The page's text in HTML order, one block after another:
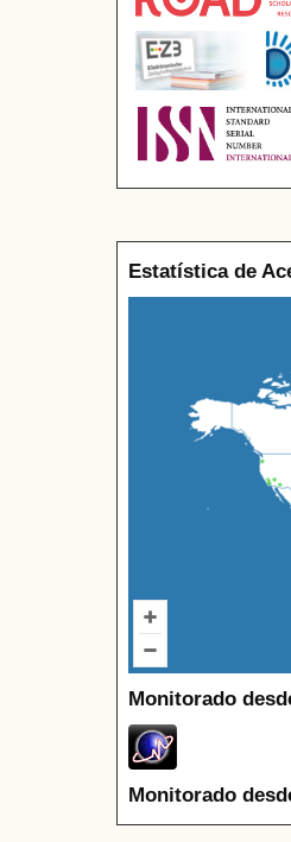
Estatística de
Monitorado
Monitorado